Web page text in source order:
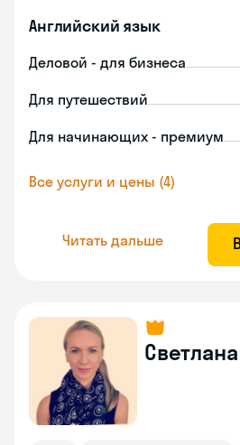
Английский язык
Деловой - для бизнеса
Для путешествий
Для начинающих - премиум
Все услуги и цены (4)
Читать дальше
Светлана